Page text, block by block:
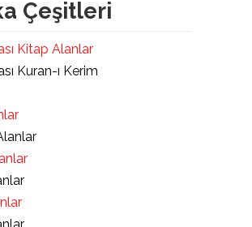
Çeşitleri
Kitap Alanlar
Kuran-ı Kerim